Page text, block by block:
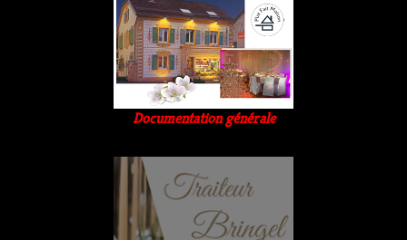
Documentation générale